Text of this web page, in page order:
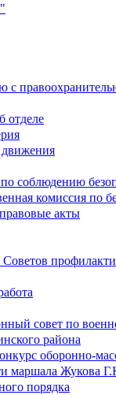
с
отделе
движения
соблюдению
комиссия по
акты
Советов
совет по
района
оборонно-
маршала Жукова
порядка